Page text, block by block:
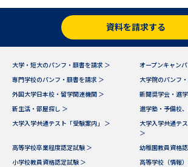
受験準備
志望校・出願校を調べる
併願校選び 受験スケジ
資料を請求する
大学・短大のパンフ・願書を請求 ＞
オープンキャン
専門学校のパンフ・願書を請求 ＞
大学院のパンフ
外国大学日本校・留学関連機関 ＞
新聞奨学会・進
新生活・部屋探し ＞
進学塾・予備校
大学入学共通テスト「受験案内」 ＞
大学入学共通テ
＞
高等学校卒業程度認定試験 ＞
幼稚園教員資格
小学校教員資格認定試験 ＞
高等学校（情報